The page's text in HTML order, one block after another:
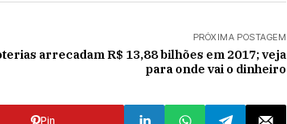
PRÓXIMA POSTAGEM
arrecadam R$ 13,88 bilhões em 2017; veja
para onde vai o dinheiro
Pin